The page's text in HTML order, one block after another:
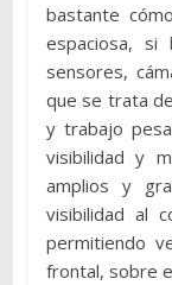
bastante
espaciosa, si
sensores,
que se trata
y trabajo
visibilidad y
amplios y
visibilidad al
permitiendo
frontal, sobre